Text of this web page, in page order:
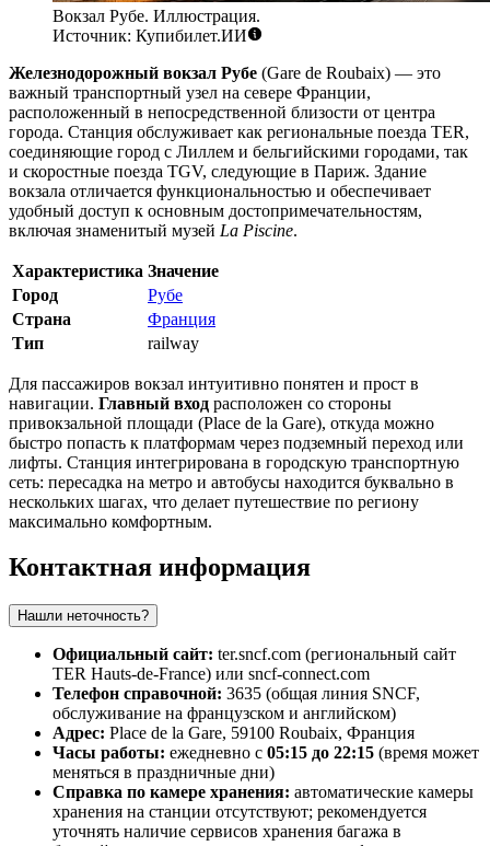
Вокзал Рубе. Иллюстрация.
Источник: Купибилет.ИИ
Железнодорожный вокзал Рубе (Gare de Roubaix) — это
важный транспортный узел на севере Франции,
расположенный в непосредственной близости от центра
города. Станция обслуживает как региональные поезда TER,
соединяющие город с Лиллем и бельгийскими городами, так
и скоростные поезда TGV, следующие в Париж. Здание
вокзала отличается функциональностью и обеспечивает
удобный доступ к основным достопримечательностям,
включая знаменитый музей La Piscine.
Характеристика Значение
Город
Рубе
Страна
Франция
Тип
railway
Для пассажиров вокзал интуитивно понятен и прост в
навигации. Главный вход расположен со стороны
привокзальной площади (Place de la Gare), откуда можно
быстро попасть к платформам через подземный переход или
лифты. Станция интегрирована в городскую транспортную
сеть: пересадка на метро и автобусы находится буквально в
нескольких шагах, что делает путешествие по региону
максимально комфортным.
Контактная информация
Нашли неточность?
Официальный сайт: ter.sncf.com (региональный сайт
TER Hauts-de-France) или sncf-connect.com
Телефон справочной: 3635 (общая линия SNCF,
обслуживание на французском и английском)
Адрес: Place de la Gare, 59100 Roubaix, Франция
Часы работы: ежедневно с 05:15 до 22:15 (время может
меняться в праздничные дни)
Справка по камере хранения: автоматические камеры
хранения на станции отсутствуют; рекомендуется
уточнять наличие сервисов хранения багажа в